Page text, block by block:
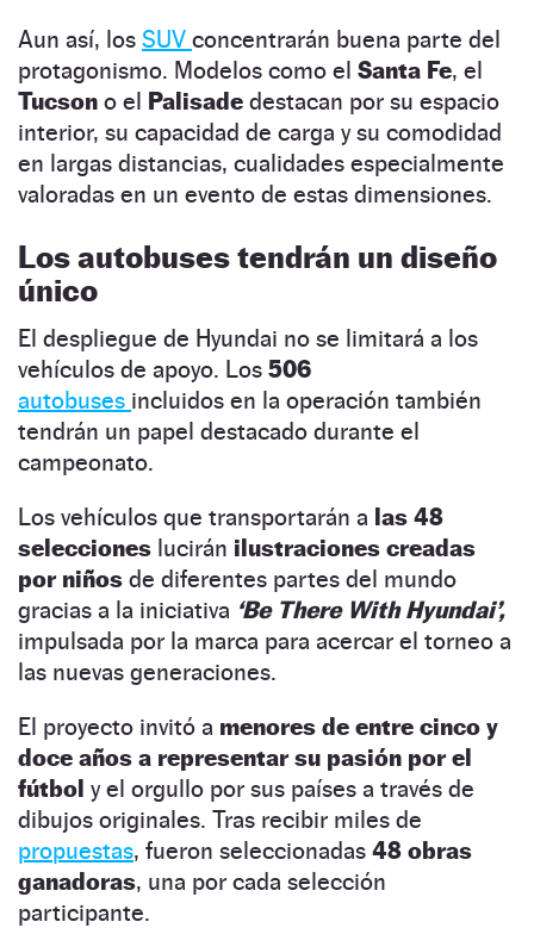
Aun así, los SUV concentrarán buena parte del
protagonismo. Modelos como el Santa Fe, el
Tucson o el Palisade destacan por su espacio
interior, su capacidad de carga y su comodidad
en largas distancias, cualidades especialmente
valoradas en un evento de estas dimensiones.
Los autobuses tendrán un diseño
único
El despliegue de Hyundai no se limitará a los
vehículos de apoyo. Los 506
autobuses incluidos en la operación también
tendrán un papel destacado durante el
campeonato.
Los vehículos que transportarán a las 48
selecciones lucirán ilustraciones creadas
por niños de diferentes partes del mundo
gracias a la iniciativa ‘Be There With Hyundai’,
impulsada por la marca para acercar el torneo a
las nuevas generaciones.
El proyecto invitó a menores de entre cinco y
doce años a representar su pasión por el
fútbol y el orgullo por sus países a través de
dibujos originales. Tras recibir miles de
propuestas, fueron seleccionadas 48 obras
ganadoras, una por cada selección
participante.